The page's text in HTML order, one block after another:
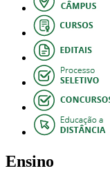
Ensino